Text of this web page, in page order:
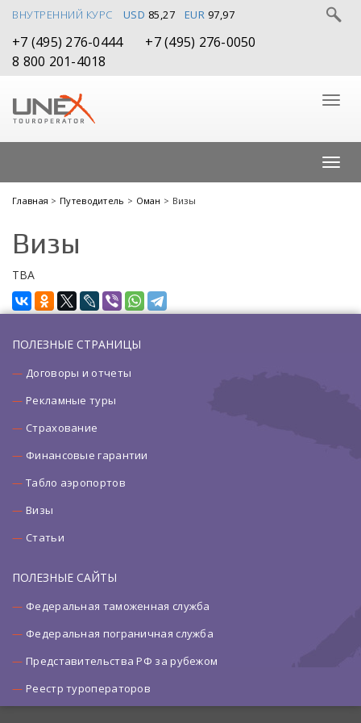
ВНУТРЕННИЙ КУРС USD 85,27 EUR 97,97
+7 (495) 276-0444
+7 (495) 276-0050
8 800 201-4018
Главная > Путеводитель > Оман > Визы
Визы
TBA
ПОЛЕЗНЫЕ СТРАНИЦЫ
Договоры и отчеты
Рекламные туры
Страхование
Финансовые гарантии
Табло аэропортов
Визы
Статьи
ПОЛЕЗНЫЕ САЙТЫ
Федеральная таможенная служба
Федеральная пограничная служба
Представительства РФ за рубежом
Реестр туроператоров